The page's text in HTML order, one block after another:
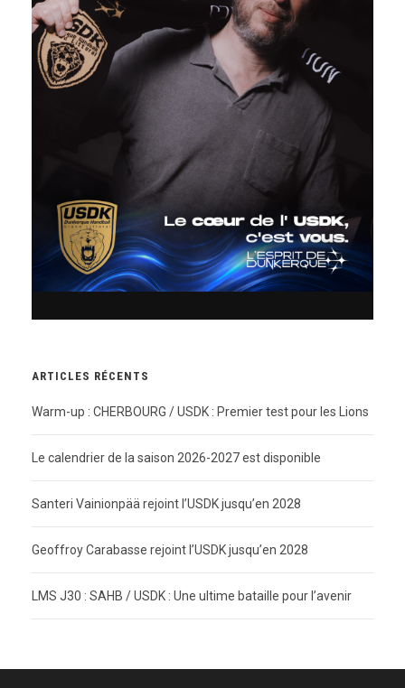
ARTICLES RÉCENTS
Warm-up : CHERBOURG / USDK : Premier test pour les Lions
Le calendrier de la saison 2026-2027 est disponible
Santeri Vainionpää rejoint l’USDK jusqu’en 2028
Geoffroy Carabasse rejoint l’USDK jusqu’en 2028
LMS J30 : SAHB / USDK : Une ultime bataille pour l’avenir